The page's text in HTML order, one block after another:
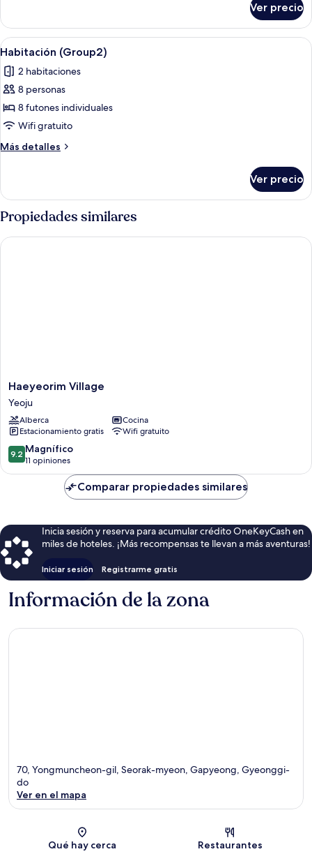
(Group1)
Ver precio
Abrir
todas
las
fotos
de
Habitación
(Group2)
14
Habitación (Group2)
2 habitaciones
8 personas
8 futones individuales
Wifi gratuito
Más detalles
Más
(Group2)
Ver precio
Propiedades similares
Haeyeorim
Village
Yeoju
Haeyeorim Village
Yeoju
Alberca
Cocina
Estacionamiento gratis
Wifi gratuito
9.2
de
10,
9.2 Magnífico
11 opiniones
Haeyeorim Village
Comparar propiedades similares
Inicia sesión y reserva para acumular crédito OneKeyCash en
miles de hoteles. ¡Más recompensas te llevan a más aventuras!
Iniciar sesión Registrarme gratis
Información de la zona
70, Yongmuncheon-gil, Seorak-myeon, Gapyeong, Gyeonggi-
do
Ver en el mapa
Qué hay cerca Restaurantes